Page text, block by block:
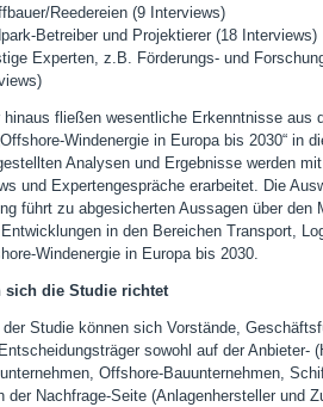
Reedereien (9 Interviews)
Betreiber und Projektierer (18 Interviews)
Experten, z.B. Förderungs- und
hinaus fließen wesentliche Erkenntnisse aus
Windenergie in Europa bis 2030“ in
Analysen und Ergebnisse werden
und Expertengespräche erarbeitet. Die
führt zu abgesicherten Aussagen über den
in den Bereichen Transport,
Windenergie in Europa bis 2030.
sich die Studie richtet
der Studie können sich Vorstände,
sowohl auf der Anbieter-
Offshore-Bauunternehmen,
der Nachfrage-Seite (Anlagenhersteller und